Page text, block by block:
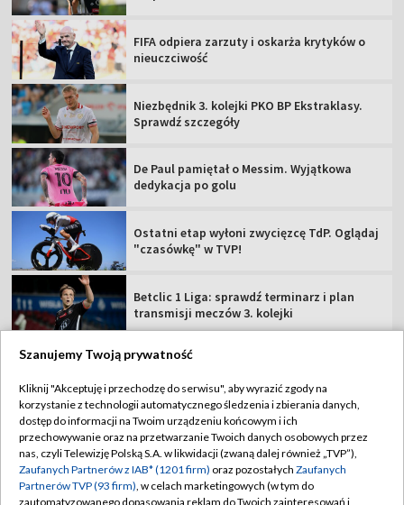
FIFA odpiera zarzuty i oskarża krytyków o
nieuczciwość
Niezbędnik 3. kolejki PKO BP Ekstraklasy.
Sprawdź szczegóły
De Paul pamiętał o Messim. Wyjątkowa
dedykacja po golu
Ostatni etap wyłoni zwycięzcę TdP. Oglądaj
"czasówkę" w TVP!
Betclic 1 Liga: sprawdź terminarz i plan
transmisji meczów 3. kolejki
TVP
Abonament TVP
Sklep TVP
Biuro Reklamy
Regulamin TVP
Polityka prywatności
Moje zgody
Szanujemy Twoją prywatność
Kliknij "Akceptuję i przechodzę do serwisu", aby wyrazić zgody na
korzystanie z technologii automatycznego śledzenia i zbierania danych,
dostęp do informacji na Twoim urządzeniu końcowym i ich
przechowywanie oraz na przetwarzanie Twoich danych osobowych przez
nas, czyli Telewizję Polską S.A. w likwidacji (zwaną dalej również „TVP”),
Zaufanych Partnerów z IAB* (1201 firm) oraz pozostałych Zaufanych
Partnerów TVP (93 firm), w celach marketingowych (w tym do
zautomatyzowanego dopasowania reklam do Twoich zainteresowań i